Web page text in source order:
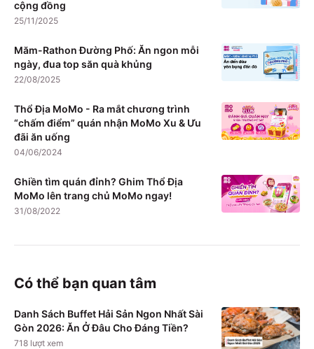
cộng đồng
25/11/2025
Măm-Rathon Đường Phố: Ăn ngon mỗi
ngày, đua top săn quà khủng
22/08/2025
Thổ Địa MoMo - Ra mắt chương trình
“chấm điểm” quán nhận MoMo Xu & Ưu
đãi ăn uống
04/06/2024
Ghiền tìm quán đỉnh? Ghim Thổ Địa
MoMo lên trang chủ MoMo ngay!
31/08/2022
Có thể bạn quan tâm
Danh Sách Buffet Hải Sản Ngon Nhất Sài
Gòn 2026: Ăn Ở Đâu Cho Đáng Tiền?
718 lượt xem